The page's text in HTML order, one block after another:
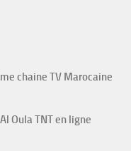
chaine TV Marocaine
Oula TNT en ligne